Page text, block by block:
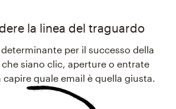
la linea del traguardo
per il successo della
siano clic, aperture o entrate
quale email è quella giusta.